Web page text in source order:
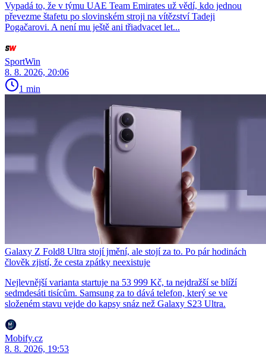
Vypadá to, že v týmu UAE Team Emirates už vědí, kdo jednou
převezme štafetu po slovinském stroji na vítězství Tadeji
Pogačarovi. A není mu ještě ani třiadvacet let...
SportWin
8. 8. 2026, 20:06
1 min
Galaxy Z Fold8 Ultra stojí jmění, ale stojí za to. Po pár hodinách
člověk zjistí, že cesta zpátky neexistuje
Nejlevnější varianta startuje na 53 999 Kč, ta nejdražší se blíží
sedmdesáti tisícům. Samsung za to dává telefon, který se ve
složeném stavu vejde do kapsy snáz než Galaxy S23 Ultra.
Mobify.cz
8. 8. 2026, 19:53